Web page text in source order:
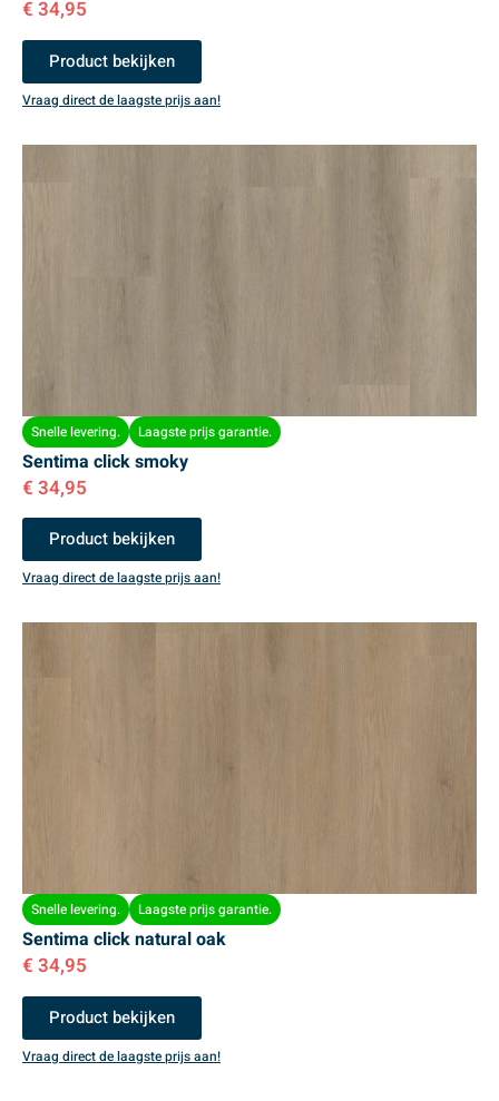
€ 34,95
Product bekijken
Vraag direct de laagste prijs aan!
Snelle levering. Laagste prijs garantie.
Sentima click smoky
€ 34,95
Product bekijken
Vraag direct de laagste prijs aan!
Snelle levering. Laagste prijs garantie.
Sentima click natural oak
€ 34,95
Product bekijken
Vraag direct de laagste prijs aan!